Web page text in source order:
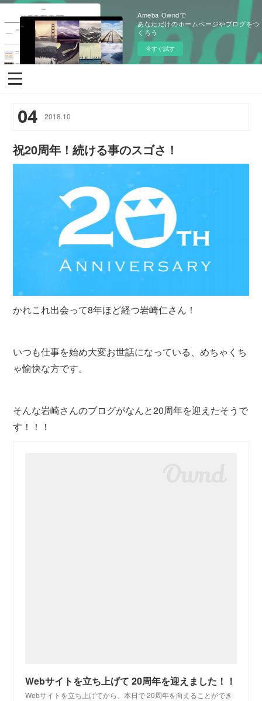
Ameba Owndで
あなただけのホームページやブログをつ
くろう
今すぐ試す
04 2018.10
祝20周年！続ける事のスゴさ！
かれこれ出会って8年ほど経つ岩崎仁さん！
いつも仕事を始め大変お世話になっている、めちゃくち
ゃ愉快な方です。
そんな岩崎さんのブログがなんと20周年を迎えたそうで
す！！！
Webサイトを立ち上げて 20周年を迎えました！！
Webサイトを立ち上げてから、本日で 20周年を向えることができ